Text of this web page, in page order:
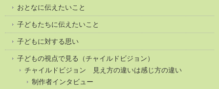
おとなに伝えたいこと
子どもたちに伝えたいこと
子どもに対する思い
子どもの視点で見る（チャイルドビジョン）
チャイルドビジョン 見え方の違いは感じ方の違い
制作者インタビュー